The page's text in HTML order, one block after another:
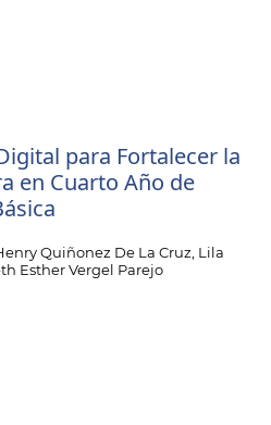
para Fortalecer la
en Cuarto Año de
Quiñonez De La Cruz, Lila
Esther Vergel Parejo